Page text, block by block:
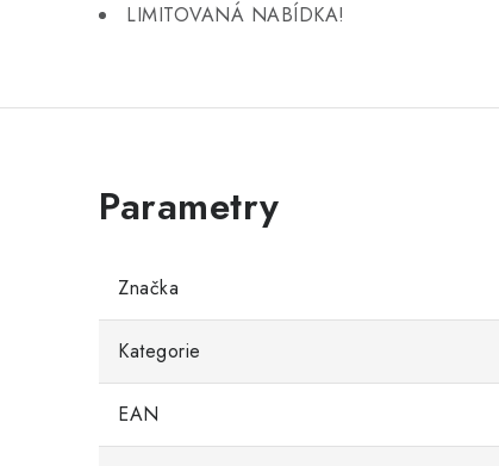
LIMITOVANÁ NABÍDKA!
Značka
Kategorie
EAN